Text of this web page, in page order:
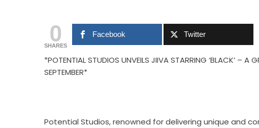
0
SHARES
Facebook Twitter
*POTENTIAL STUDIOS UNVEILS JIIVA STARRING ‘BLACK’ – A
SEPTEMBER*
Potential Studios, renowned for delivering unique and